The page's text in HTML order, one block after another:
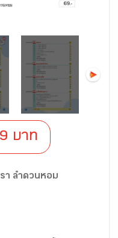
บาท
า ลำดวนหอม